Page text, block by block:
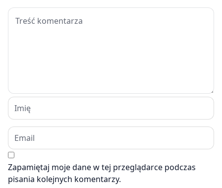
Zapamiętaj moje dane w tej przeglądarce podczas
pisania kolejnych komentarzy.